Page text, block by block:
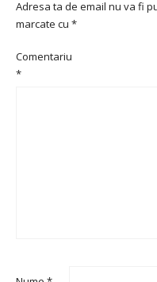
Adresa ta de email nu va fi
marcate cu *
Comentariu
*